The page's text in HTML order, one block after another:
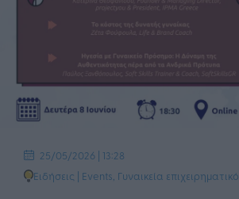
25/05/2026 | 13:28
Ειδήσεις | Events Γυναικεία